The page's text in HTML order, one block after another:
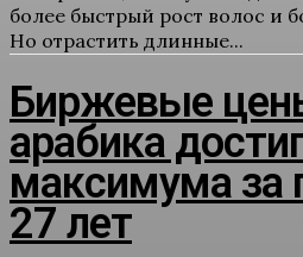
более быстрый рост волос и
Но отрастить длинные...
Биржевые
арабика
максимума за
27 лет